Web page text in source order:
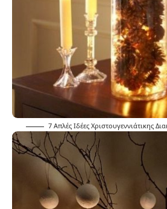
7 Απλές Ιδέες Χριστουγεννιάτικης